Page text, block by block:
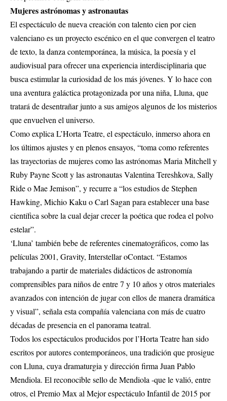
Mujeres astrónomas y astronautas
El espectáculo de nueva creación con talento cien por cien
valenciano es un proyecto escénico en el que convergen el teatro
de texto, la danza contemporánea, la música, la poesía y el
audiovisual para ofrecer una experiencia interdisciplinaria que
busca estimular la curiosidad de los más jóvenes. Y lo hace con
una aventura galáctica protagonizada por una niña, Lluna, que
tratará de desentrañar junto a sus amigos algunos de los misterios
que envuelven el universo.
Como explica L’Horta Teatre, el espectáculo, inmerso ahora en
los últimos ajustes y en plenos ensayos, “toma como referentes
las trayectorias de mujeres como las astrónomas Maria Mitchell y
Ruby Payne Scott y las astronautas Valentina Tereshkova, Sally
Ride o Mae Jemison”, y recurre a “los estudios de Stephen
Hawking, Michio Kaku o Carl Sagan para establecer una base
científica sobre la cual dejar crecer la poética que rodea el polvo
estelar”.
‘Lluna’ también bebe de referentes cinematográficos, como las
películas 2001, Gravity, Interstellar oContact. “Estamos
trabajando a partir de materiales didácticos de astronomía
comprensibles para niños de entre 7 y 10 años y otros materiales
avanzados con intención de jugar con ellos de manera dramática
y visual”, señala esta compañía valenciana con más de cuatro
décadas de presencia en el panorama teatral.
Todos los espectáculos producidos por l’Horta Teatre han sido
escritos por autores contemporáneos, una tradición que prosigue
con Lluna, cuya dramaturgia y dirección firma Juan Pablo
Mendiola. El reconocible sello de Mendiola -que le valió, entre
otros, el Premio Max al Mejor espectáculo Infantil de 2015 por